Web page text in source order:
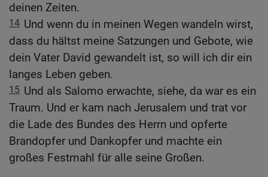
deinen Zeiten.
14 Und wenn du in meinen Wegen wandeln wirst,
dass du hältst meine Satzungen und Gebote, wie
dein Vater David gewandelt ist, so will ich dir ein
langes Leben geben.
15 Und als Salomo erwachte, siehe, da war es ein
Traum. Und er kam nach Jerusalem und trat vor
die Lade des Bundes des Herrn und opferte
Brandopfer und Dankopfer und machte ein
großes Festmahl für alle seine Großen.